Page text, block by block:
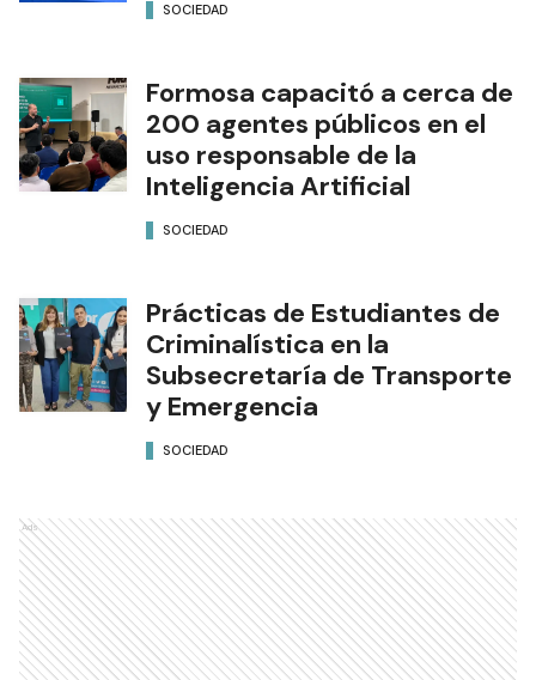
SOCIEDAD
Formosa capacitó a cerca de
200 agentes públicos en el
uso responsable de la
Inteligencia Artificial
SOCIEDAD
Prácticas de Estudiantes de
Criminalística en la
Subsecretaría de Transporte
y Emergencia
SOCIEDAD
Ads